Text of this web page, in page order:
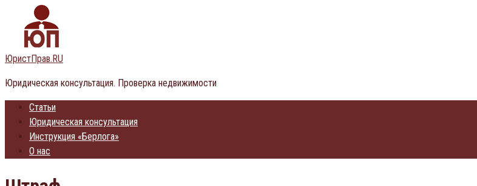
Перейти
контенту
ЮристПрав.RU
Юридическая консультация. Проверка недвижимости
Статьи
Юридическая консультация
Инструкция «Берлога»
О нас